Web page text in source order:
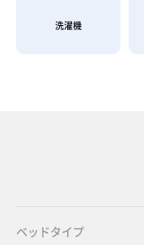
洗濯機
ベッドタイプ